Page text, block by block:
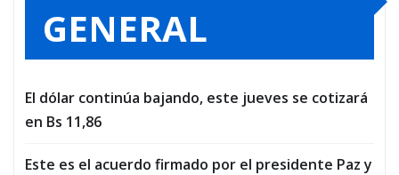
GENERAL
El dólar continúa bajando, este jueves se cotizará
en Bs 11,86
Este es el acuerdo firmado por el presidente Paz y